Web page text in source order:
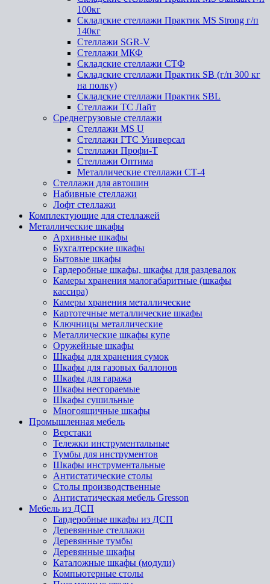
100кг
Складские стеллажи Практик MS Strong г/п
140кг
Стеллажи SGR-V
Стеллажи МКФ
Складские стеллажи СТФ
Складские стеллажи Практик SB (г/п 300 кг
на полку)
Складские стеллажи Практик SBL
Стеллажи ТС Лайт
Среднегрузовые стеллажи
Стеллажи MS U
Стеллажи ГТС Универсал
Стеллажи Профи-Т
Стеллажи Оптима
Металлические стеллажи СТ-4
Стеллажи для автошин
Набивные стеллажи
Лофт стеллажи
Комплектующие для стеллажей
Металлические шкафы
Архивные шкафы
Бухгалтерские шкафы
Бытовые шкафы
Гардеробные шкафы, шкафы для раздевалок
Камеры хранения малогабаритные (шкафы
кассира)
Камеры хранения металлические
Картотечные металлические шкафы
Ключницы металлические
Металлические шкафы купе
Оружейные шкафы
Шкафы для хранения сумок
Шкафы для газовых баллонов
Шкафы для гаража
Шкафы несгораемые
Шкафы сушильные
Многоящичные шкафы
Промышленная мебель
Верстаки
Тележки инструментальные
Тумбы для инструментов
Шкафы инструментальные
Антистатические столы
Столы производственные
Антистатическая мебель Gresson
Мебель из ДСП
Гардеробные шкафы из ДСП
Деревянные стеллажи
Деревянные тумбы
Деревянные шкафы
Каталожные шкафы (модули)
Компьютерные столы